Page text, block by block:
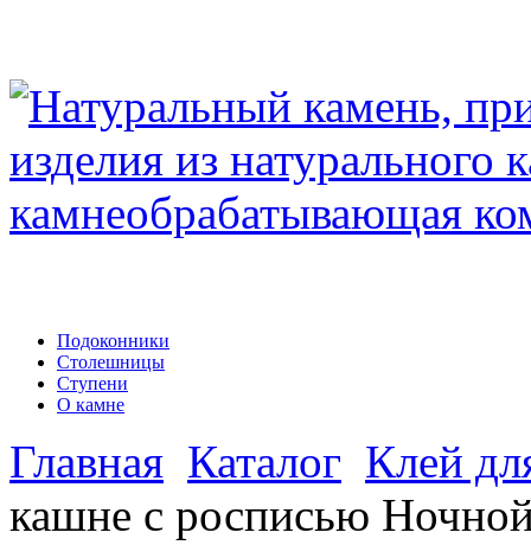
Подоконники
Столешницы
Ступени
О камне
Главная Каталог Клей
кашне с росписью